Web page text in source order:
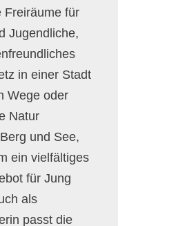
Freiräume für
Jugendliche,
in einer Stadt
Wege oder
Natur
und See,
ein vielfältiges
für Jung
als
passt die